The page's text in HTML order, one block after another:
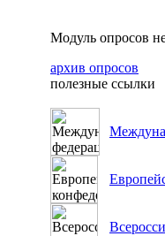
Модуль опросов
архив опросов
полезные ссылки